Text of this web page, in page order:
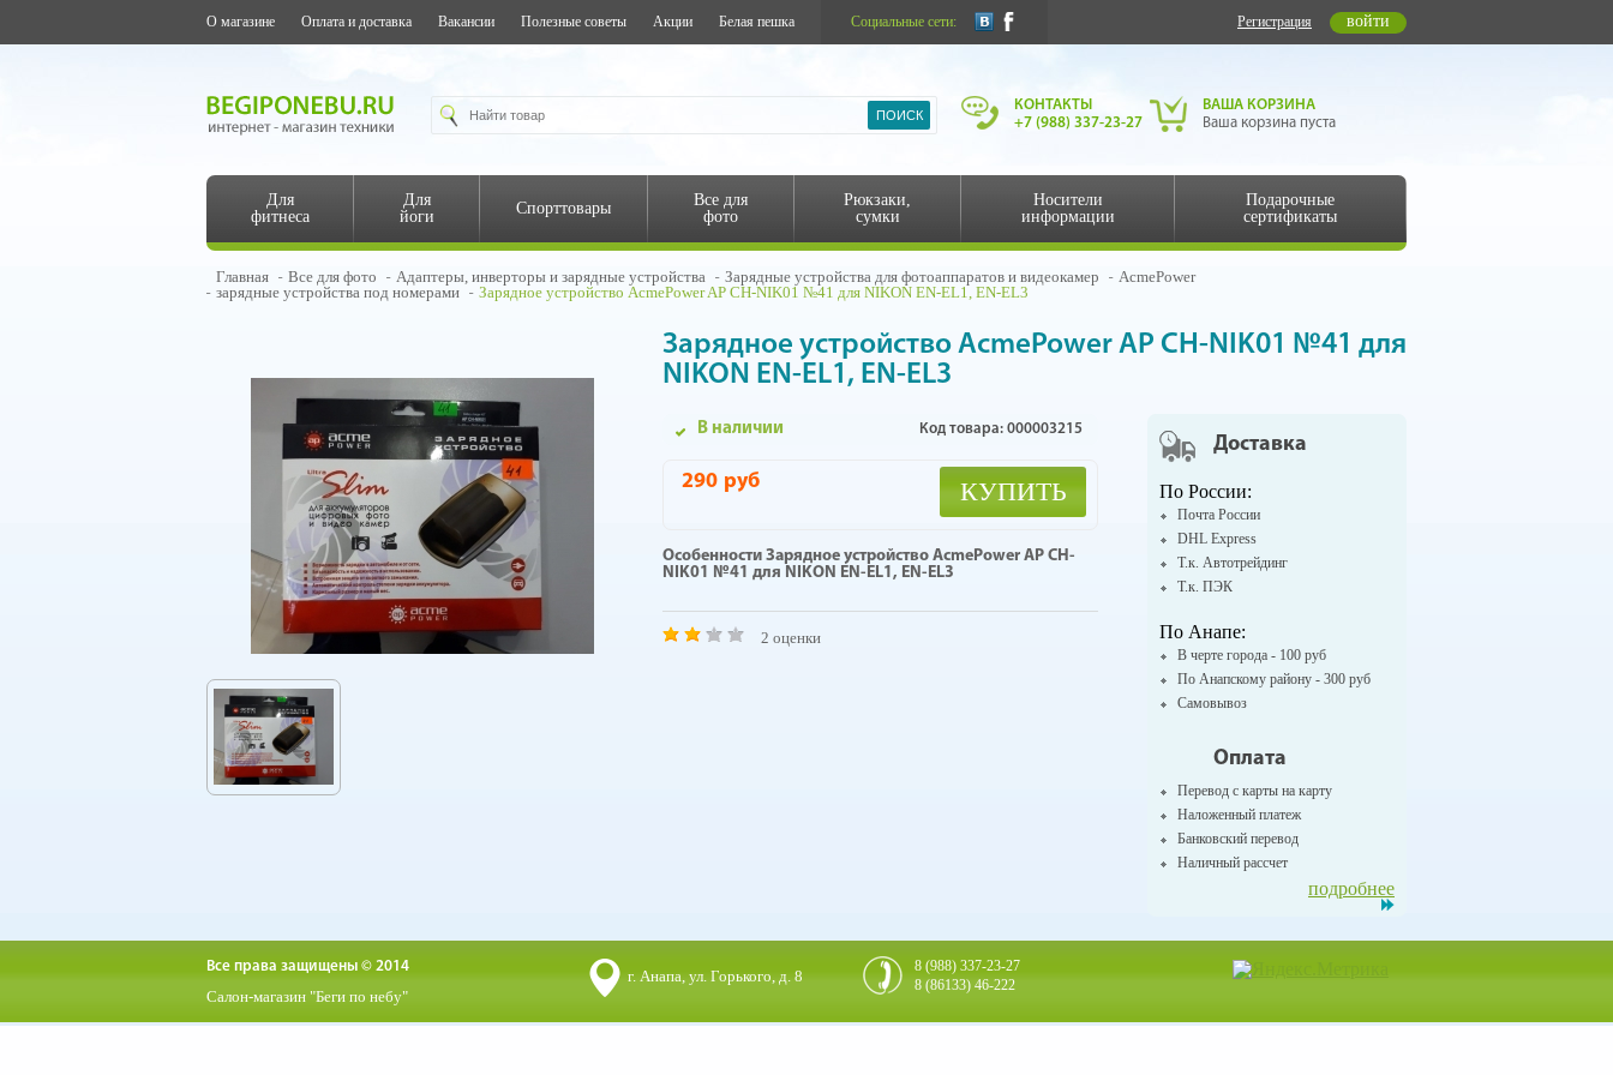
О магазине Оплата и доставка Вакансии Полезные советы Акции Белая пешка Социальные сети: Регистрация войти
КОНТАКТЫ
+7 (988) 337-23-27
ВАША КОРЗИНА
Ваша корзина пуста
Для
фитнеса
Для
йоги
Спорттовары
Все для
фото
Рюкзаки,
сумки
Носители
информации
Подарочные
сертификаты
Главная Все для фото Адаптеры, инверторы и зарядные устройства Зарядные устройства для фотоаппаратов и видеокамер
AcmePower
зарядные устройства под номерами
Зарядное устройство AcmePower AP СH-NIK01 №41 для NIKON EN-EL1, EN-EL3
Зарядное устройство AcmePower AP СH-NIK01 №41 для
NIKON EN-EL1, EN-EL3
В наличии Код товара: 000003215
290 руб КУПИТЬ
Особенности Зарядное устройство AcmePower AP СH-
NIK01 №41 для NIKON EN-EL1, EN-EL3
2 оценки
Доставка
По России:
Почта России
DHL Express
Т.к. Автотрейдинг
Т.к. ПЭК
По Анапе:
В черте города - 100 руб
По Анапскому району - 300 руб
Самовывоз
Оплата
Перевод с карты на карту
Наложенный платеж
Банковский перевод
Наличный рассчет
подробнее
Все права защищены © 2014
Салон-магазин "Беги по небу"
г. Анапа, ул. Горького, д. 8
8 (988) 337-23-27
8 (86133) 46-222